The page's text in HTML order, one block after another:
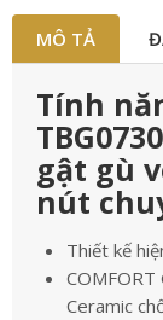
MÔ TẢ
Tính
gật gù
nút
Thiết kế
Ceramic